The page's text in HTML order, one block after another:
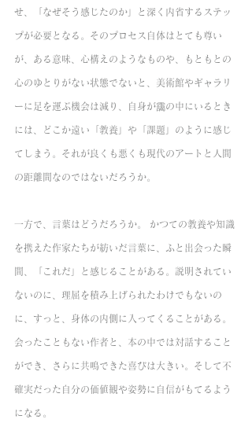
せ、「なぜそう感じたのか」と深く内省するステッ
プが必要となる。そのプロセス自体はとても尊い
が、ある意味、心構えのようなものや、もともとの
心のゆとりがない状態でないと、美術館やギャラリ
ーに足を運ぶ機会は減り、自身が靄の中にいるとき
には、どこか遠い「教養」や「課題」のように感じ
てしまう。それが良くも悪くも現代のアートと人間
の距離間なのではないだろうか。
一方で、言葉はどうだろうか。 かつての教養や知識
を携えた作家たちが紡いだ言葉に、ふと出会った瞬
間、「これだ」と感じることがある。説明されてい
ないのに、理屈を積み上げられたわけでもないの
に、すっと、身体の内側に入ってくることがある。
会ったこともない作者と、本の中では対話すること
ができ、さらに共鳴できた喜びは大きい。そして不
確実だった自分の価値観や姿勢に自信がもてるよう
になる。